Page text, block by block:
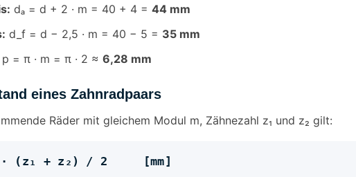
dₐ = d + 2 · m = 40 + 4 = 44 mm
d_f = d − 2,5 · m = 40 − 5 = 35 mm
p = π · m = π · 2 ≈ 6,28 mm
eines Zahnradpaars
Räder mit gleichem Modul m, Zähnezahl z₁ und z₂ gilt:
· (z₁ + z₂) / 2 [mm]